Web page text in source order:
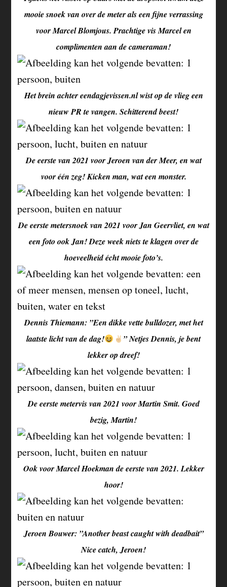
mooie snoek van over de meter als een fijne verrassing
voor Marcel Blomjous. Prachtige vis Marcel en
complimenten aan de cameraman!
Het brein achter eendagjevissen.nl wist op de vlieg een
nieuw PR te vangen. Schitterend beest!
De eerste van 2021 voor Jeroen van der Meer, en wat
voor één zeg! Kicken man, wat een monster.
De eerste metersnoek van 2021 voor Jan Geervliet, en wat
een foto ook Jan! Deze week niets te klagen over de
hoeveelheid écht mooie foto’s.
Dennis Thiemann: ”Een dikke vette bulldozer, met het
laatste licht van de dag!
” Netjes Dennis, je bent
lekker op dreef!
De eerste metervis van 2021 voor Martin Smit. Goed
bezig, Martin!
Ook voor Marcel Hoekman de eerste van 2021. Lekker
hoor!
Jeroen Bouwer: ”Another beast caught with deadbait”
Nice catch, Jeroen!